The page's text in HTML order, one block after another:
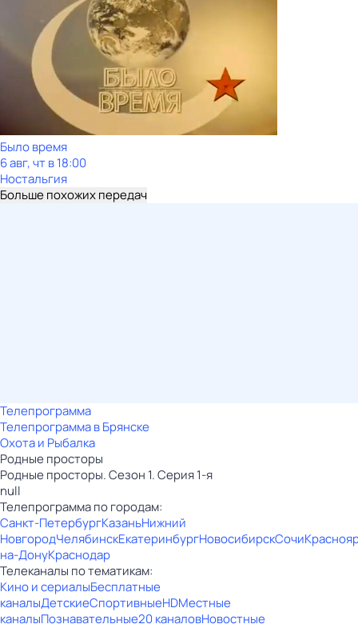
Было время
6 авг, чт в 18:00
Ностальгия
Больше похожих передач
Телепрограмма
Телепрограмма в Брянске
Охота и Рыбалка
Родные просторы
Родные просторы. Сезон 1. Серия 1-я
null
Телепрограмма по городам:
Санкт-ПетербургКазаньНижний
НовгородЧелябинскЕкатеринбургНовосибирскСочи
на-ДонуКраснодар
Телеканалы по тематикам:
Кино и сериалыБесплатные
каналыДетскиеСпортивныеHDМестные
каналыПознавательные20 каналовНовостные